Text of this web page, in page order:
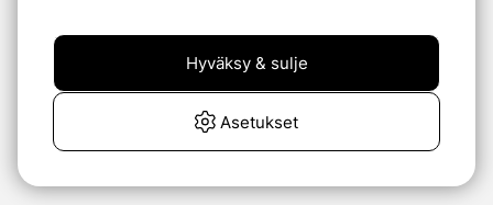
Asetukset
Hyväksy & sulje